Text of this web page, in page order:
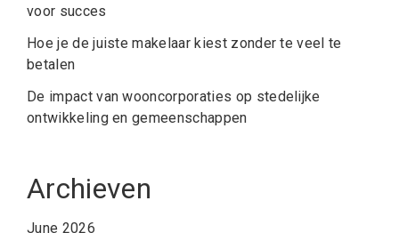
voor succes
Hoe je de juiste makelaar kiest zonder te veel te
betalen
De impact van wooncorporaties op stedelijke
ontwikkeling en gemeenschappen
Archieven
June 2026